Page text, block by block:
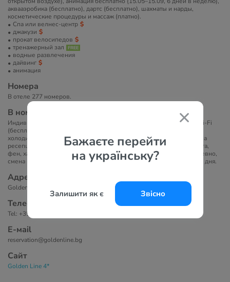
Бажаєте перейти
на українську?
Залишити як є Звісно
аквааэробика (бесплатно), дартс (бесплатно), шахматы и нарды,
косметические процедуры и массаж (платно).
Спа или велнес-центр
джакузи
прокат велосипедов
тренажерный зал
водные развлечения
дайвинг
анимация
Номера
В отеле 277 номеров.
В номерах
Индивидуальный кондиционер, ТВ, телефон, сейф (бесплатно), Wi-Fi
(бесплатно), зона кухни (электроплита, электрочайник, вытяжка,
холодильник), микроволновая печь (по запросу, бесплатно), утюг на
ресепшн (пользование в течение 1 часа бесплатно), ванная комната,
фен, халат и тапочки (по запросу), балкон. Уборка номеров ежедневно,
смена полотенец: через 2 дня, смена постельного белья: каждые 3 дня.
Адрес
Golden Line, Golden Sands 9007, Varna, Bulgaria
Телефоны
Tel: +359 884 880 343, +359 882 520 665
Е-маil
reservation@goldenline.bg
Сайт
Golden Line 4*